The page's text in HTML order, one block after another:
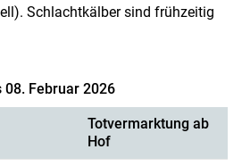
Schlachtkälber sind frühzeitig
08. Februar 2026
Totvermarktung ab
Hof